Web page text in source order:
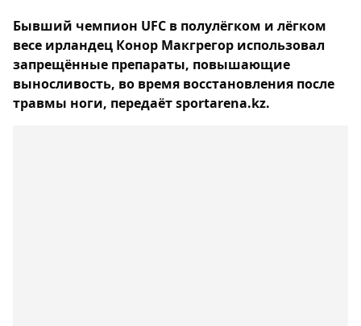
Бывший чемпион UFC в полулёгком и лёгком
весе ирландец Конор Макгрегор использовал
запрещённые препараты, повышающие
выносливость, во время восстановления после
травмы ноги, передаёт sportarena.kz.